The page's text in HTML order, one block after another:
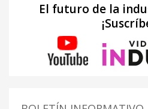
El futuro de la